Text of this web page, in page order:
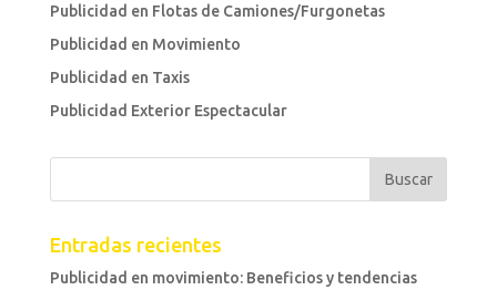
Publicidad en Flotas de Camiones/Furgonetas
Publicidad en Movimiento
Publicidad en Taxis
Publicidad Exterior Espectacular
Entradas recientes
Publicidad en movimiento: Beneficios y tendencias